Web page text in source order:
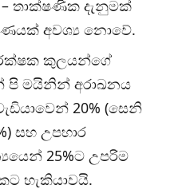
තාක්ෂණික දැනුමක්
අවශ්‍ය නොවේ.
කුලයන්ගේ
පි මයිනින් අරාඛනය
20% (සෙනි
සහ උපහාර
25%ට උපරිම
හැකියාවයි.